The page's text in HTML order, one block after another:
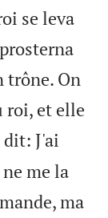
se leva
trône. On
roi, et elle
J'ai
me la
ma